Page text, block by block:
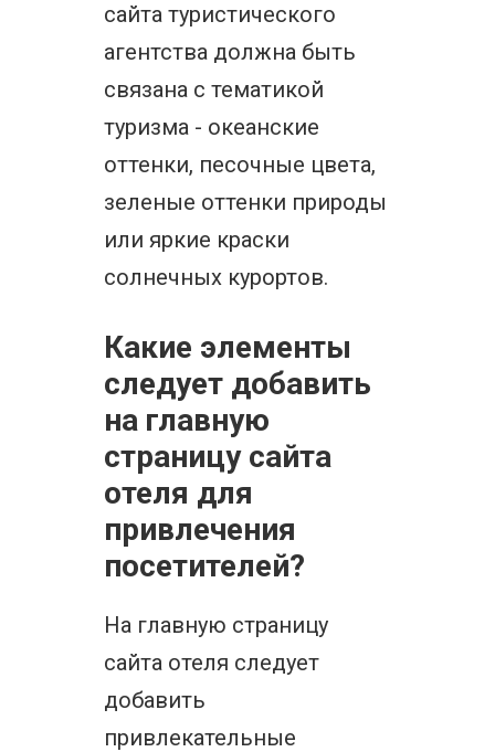
сайта туристического
агентства должна быть
связана с тематикой
туризма - океанские
оттенки, песочные цвета,
зеленые оттенки природы
или яркие краски
солнечных курортов.
Какие элементы
следует добавить
на главную
страницу сайта
отеля для
привлечения
посетителей?
На главную страницу
сайта отеля следует
добавить
привлекательные